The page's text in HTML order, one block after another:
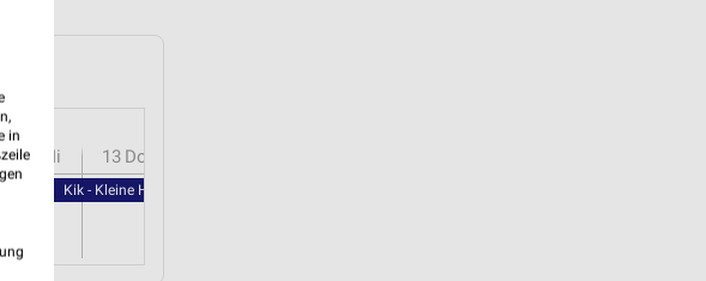
12 Mi 13 Do
Kik - Kleine Helden werden gross
in